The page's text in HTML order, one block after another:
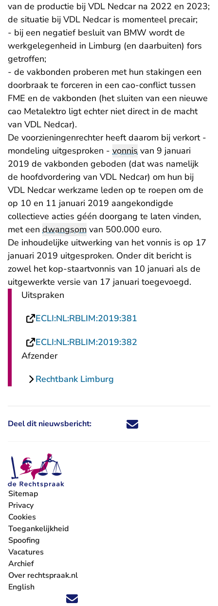
van de productie bij VDL Nedcar na 2022 en 2023;
de situatie bij VDL Nedcar is momenteel precair;
- bij een negatief besluit van BMW wordt de
werkgelegenheid in Limburg (en daarbuiten) fors
getroffen;
- de vakbonden proberen met hun stakingen een
doorbraak te forceren in een cao-conflict tussen
FME en de vakbonden (het sluiten van een nieuwe
cao Metalektro ligt echter niet direct in de macht
van VDL Nedcar).
De voorzieningenrechter heeft daarom bij verkort -
mondeling uitgesproken - vonnis van 9 januari
2019 de vakbonden geboden (dat was namelijk
de hoofdvordering van VDL Nedcar) om hun bij
VDL Nedcar werkzame leden op te roepen om de
op 10 en 11 januari 2019 aangekondigde
collectieve acties géén doorgang te laten vinden,
met een dwangsom van 500.000 euro.
De inhoudelijke uitwerking van het vonnis is op 17
januari 2019 uitgesproken. Onder dit bericht is
zowel het kop-staartvonnis van 10 januari als de
uitgewerkte versie van 17 januari toegevoegd.
Uitspraken
ECLI:NL:RBLIM:2019:381
ECLI:NL:RBLIM:2019:382
Afzender
Rechtbank Limburg
Deel dit nieuwsbericht: Deel dit nieuwsbericht via X -
Deel dit nieuwsbericht via
Deel dit nieuwsbericht
Deel dit
Volg ons op X (Twitter) - U verlaat Rechtspraak.nl
Volg ons op Facebook - U verlaat Rechtspraak.nl
Volg ons op Instagram - U verlaat Rechtspraak.nl
Volg ons op Youtube - U verlaat Rechtspraak.nl
Volg ons op LinkedIn - U verlaat
'Blijf op de hoogte' nieuwsbrief - U verlaat
Sitemap
Privacy
Cookies
Toegankelijkheid
Spoofing
Vacatures
- U verlaat Rechtspraak.nl
Archief
Over rechtspraak.nl
English